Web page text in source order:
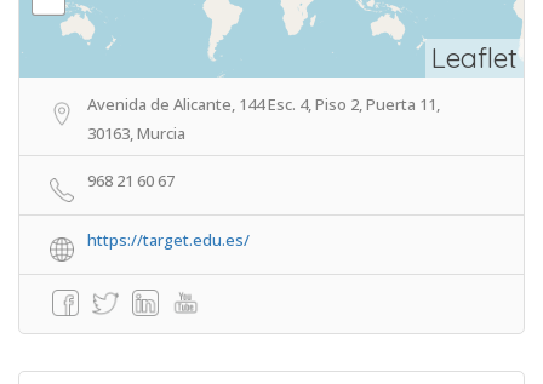
Leaflet
Avenida de Alicante, 144 Esc. 4, Piso 2, Puerta 11,
30163, Murcia
968 21 60 67
https://target.edu.es/